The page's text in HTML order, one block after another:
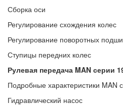
Сборка оси
Регулирование схождения колес
Регулирование поворотных
Ступицы передних колес
Рулевая передача MAN серии
Подробные характеристики MAN
Гидравлический насос